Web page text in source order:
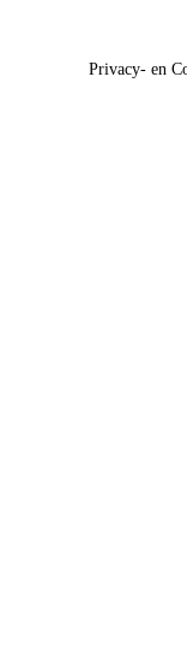
Privacy- en